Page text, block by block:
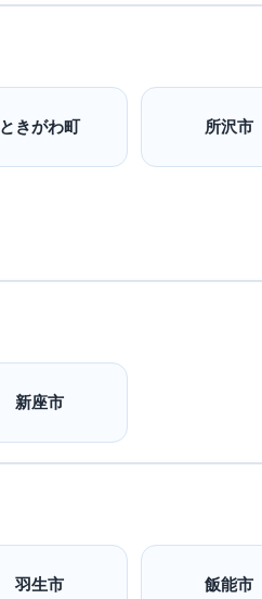
ときがわ町 所沢市
新座市
羽生市 飯能市